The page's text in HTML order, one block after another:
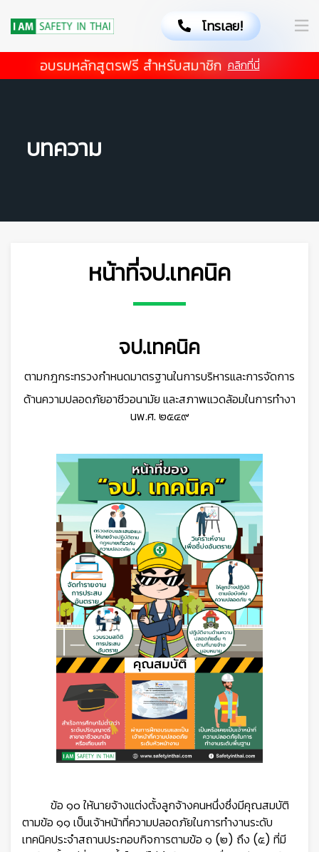
โทรเลย!
อบรมหลักสูตรฟรี สำหรับสมาชิก คลิกที่นี่
👷
บทความ
หน้าที่จป.เทคนิค
จป.เทคนิค
ตามกฎกระทรวงกำหนดมาตรฐานในการบริหารและการจัดการ
ด้านความปลอดภัยอาชีวอนามัย และสภาพแวดล้อมในการทำงา
นพ.ศ. ๒๕๔๙
ข้อ ๑๐ ให้นายจ้างแต่งตั้งลูกจ้างคนหนึ่งซึ่งมีคุณสมบัติ
ตามข้อ ๑๑ เป็นเจ้าหน้าที่ความปลอดภัยในการทำงานระดับ
เทคนิคประจำสถานประกอบกิจการตามข้อ ๑ (๒) ถึง (๕) ที่มี